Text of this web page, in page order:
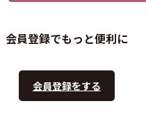
会員登録でもっと便利に
会員登録をする